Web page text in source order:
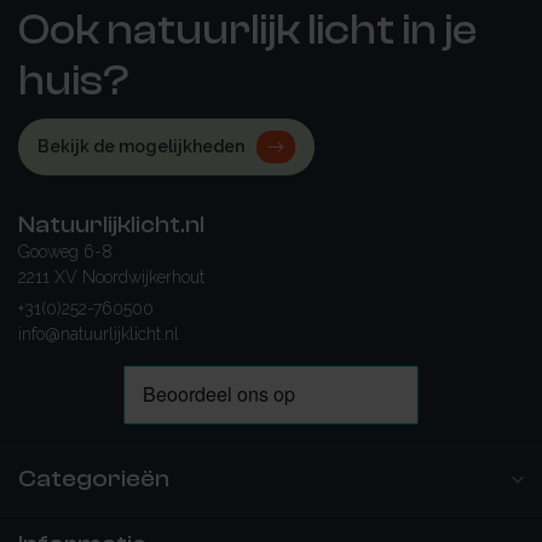
Ook natuurlijk licht in je
huis?
Bekijk de mogelijkheden
Natuurlijklicht.nl
Gooweg 6-8
2211 XV Noordwijkerhout
+31(0)252-760500
info@natuurlijklicht.nl
Categorieën